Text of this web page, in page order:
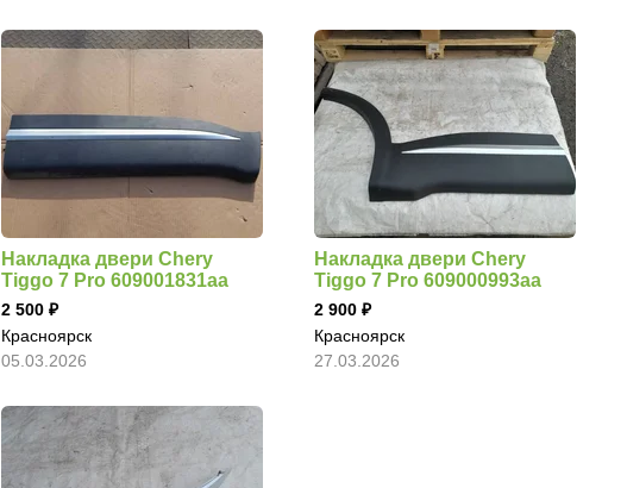
Накладка двери Chery
Tiggo 7 Pro 609001831aa
2 500
Красноярск
05.03.2026
Накладка двери Chery
Tiggo 7 Pro 609000993aa
2 900
Красноярск
27.03.2026